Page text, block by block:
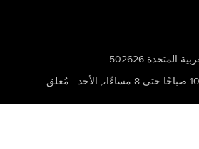
, الأحد - مُغلق